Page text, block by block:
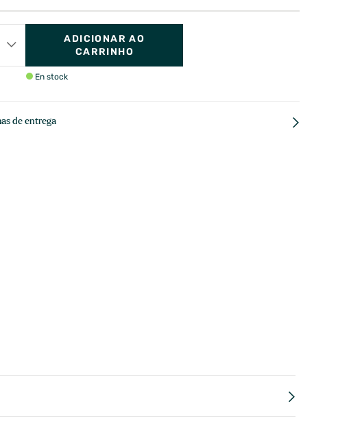
ADICIONAR AO
CARRINHO
En stock
de entrega